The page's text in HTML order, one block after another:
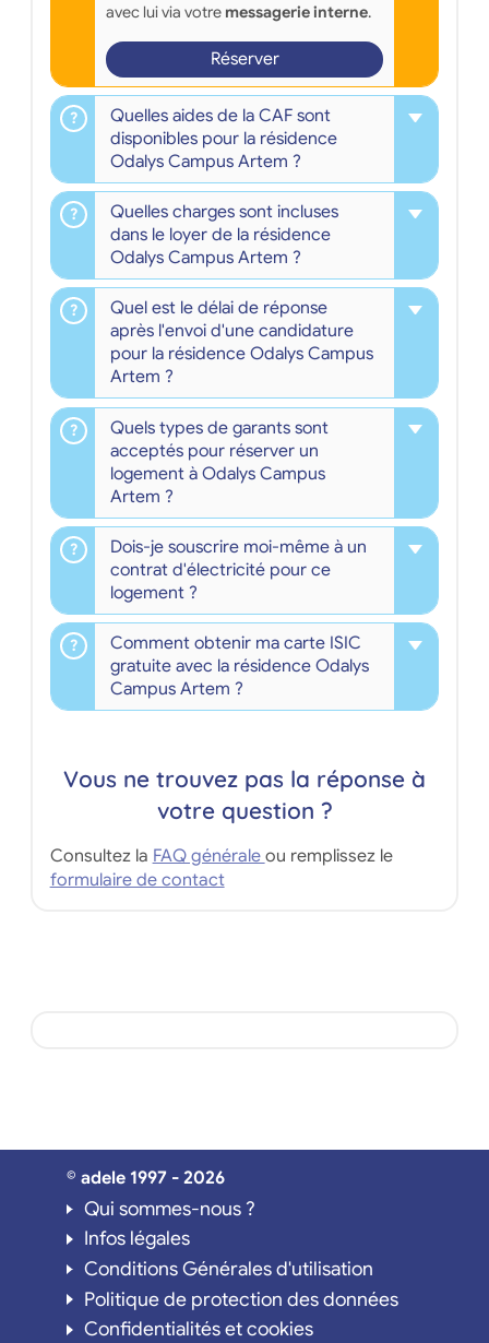
avec lui via votre messagerie interne.
Réserver
Quelles aides de la CAF sont
disponibles pour la résidence
Odalys Campus Artem ?
Quelles charges sont incluses
dans le loyer de la résidence
Odalys Campus Artem ?
Quel est le délai de réponse
après l'envoi d'une candidature
pour la résidence Odalys Campus
Artem ?
Quels types de garants sont
acceptés pour réserver un
logement à Odalys Campus
Artem ?
Dois-je souscrire moi-même à un
contrat d'électricité pour ce
logement ?
Comment obtenir ma carte ISIC
gratuite avec la résidence Odalys
Campus Artem ?
Vous ne trouvez pas la réponse à
votre question ?
Consultez la FAQ générale ou remplissez le
formulaire de contact
© adele 1997 - 2026
Qui sommes-nous ?
Infos légales
Conditions Générales d'utilisation
Politique de protection des données
Confidentialités et cookies